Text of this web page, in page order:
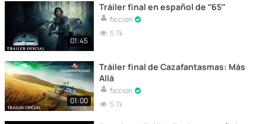
01:45
Tráiler final en español de “65”
ficcion
5.7k
01:00
Tráiler final de Cazafantasmas: Más
Allá
ficcion
5.7k